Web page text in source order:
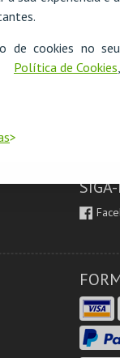
de cookies no seu
Política de Cookies,